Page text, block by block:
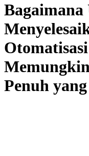
Bagaimana
Penuh